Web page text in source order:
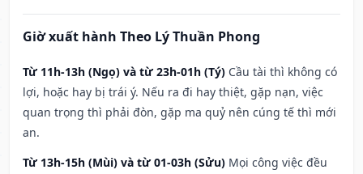
Giờ xuất hành Theo Lý Thuần Phong
Từ 11h-13h (Ngọ) và từ 23h-01h (Tý) Cầu tài thì không có
lợi, hoặc hay bị trái ý. Nếu ra đi hay thiệt, gặp nạn, việc
quan trọng thì phải đòn, gặp ma quỷ nên cúng tế thì mới
an.
Từ 13h-15h (Mùi) và từ 01-03h (Sửu) Mọi công việc đều